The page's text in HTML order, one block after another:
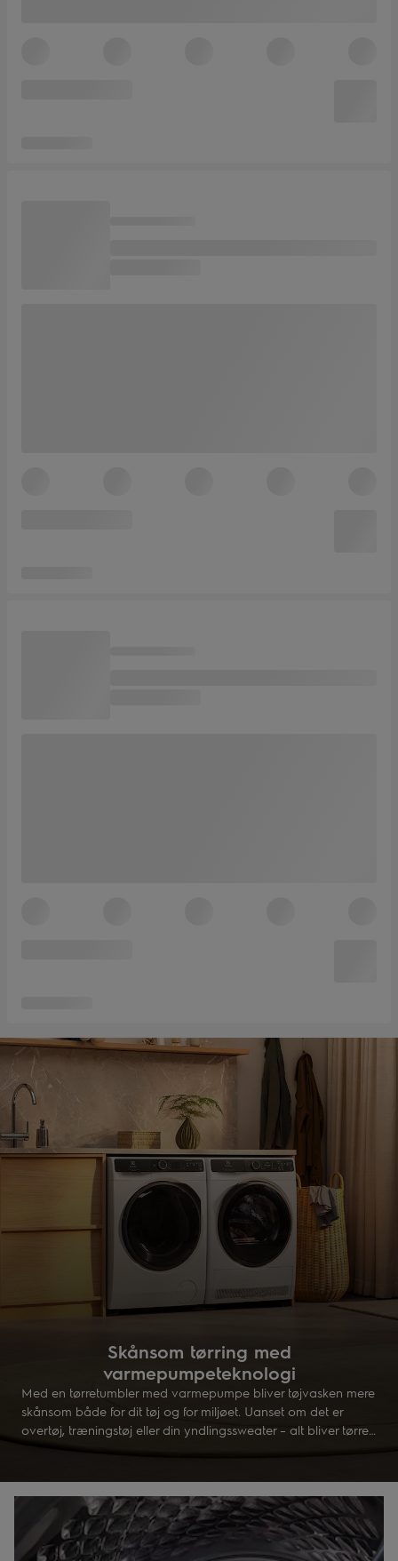
Skånsom tørring med
varmepumpeteknologi
Med en tørretumbler med varmepumpe bliver tøjvasken mere
skånsom både for dit tøj og for miljøet. Uanset om det er
overtøj, træningstøj eller din yndlingssweater – alt bliver tørret
ved lav temperatur. Tekologien genbruger varmen for at